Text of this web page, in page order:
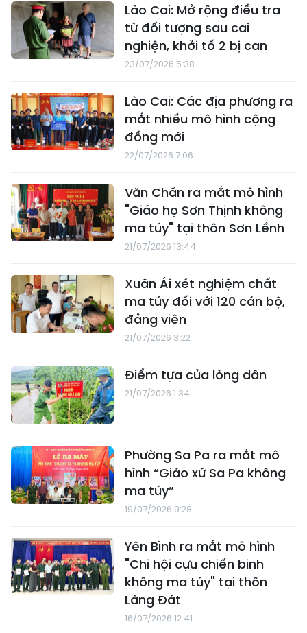
Lào Cai: Mở rộng điều tra
từ đối tượng sau cai
nghiện, khởi tố 2 bị can
23/07/2026 5:38
Lào Cai: Các địa phương ra
mắt nhiều mô hình cộng
đồng mới
22/07/2026 7:06
Văn Chấn ra mắt mô hình
"Giáo họ Sơn Thịnh không
ma túy" tại thôn Sơn Lềnh
21/07/2026 13:44
Xuân Ái xét nghiệm chất
ma túy đối với 120 cán bộ,
đảng viên
21/07/2026 3:22
Điểm tựa của lòng dân
21/07/2026 1:34
Phường Sa Pa ra mắt mô
hình “Giáo xứ Sa Pa không
ma túy”
19/07/2026 9:28
Yên Bình ra mắt mô hình
"Chi hội cựu chiến binh
không ma túy" tại thôn
Làng Đát
16/07/2026 12:41